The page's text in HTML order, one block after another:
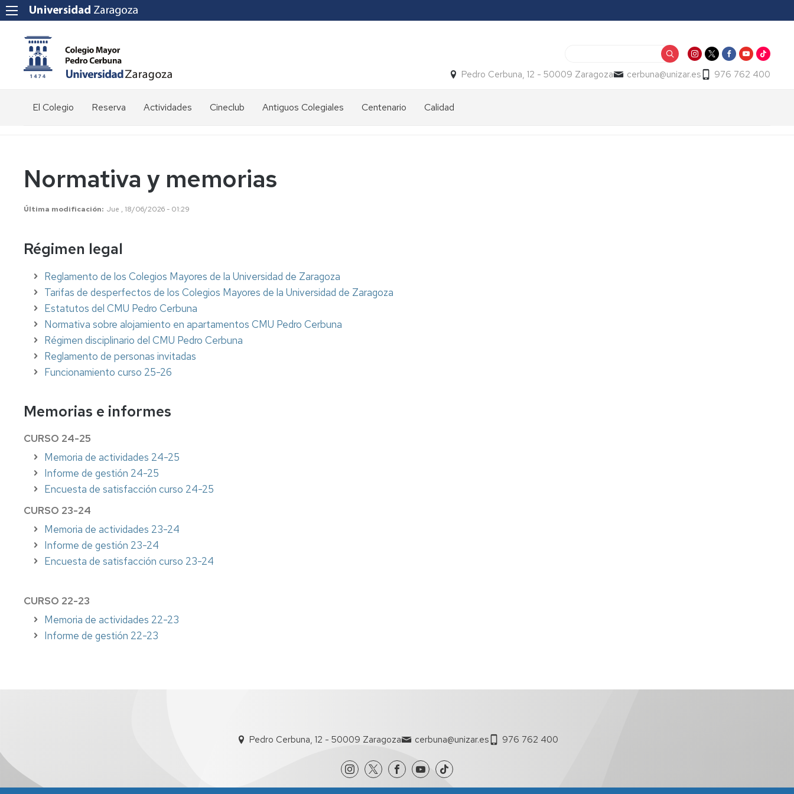
Pedro Cerbuna, 12 - 50009 Zaragoza cerbuna@unizar.es 976 762 400
El Colegio
Historia
Institucional
Organigrama
y
memorias
e
instalaciones
Actualidad
Reserva
Profesores,
investigadores,
doctorandos,
másteres
Estancias
ocasionales
Estudiantes
extranjeros
Reserva
de
espacios
Actividades Cineclub Antiguos Colegiales Centenario Calidad
Normativa y memorias
Última modificación Jue , 18/06/2026 - 01:29
Régimen legal
Reglamento de los Colegios Mayores de la Universidad de Zaragoza
Tarifas de desperfectos de los Colegios Mayores de la Universidad de Zaragoza
Estatutos del CMU Pedro Cerbuna
Normativa sobre alojamiento en apartamentos CMU Pedro Cerbuna
Régimen disciplinario del CMU Pedro Cerbuna
Reglamento de personas invitadas
Funcionamiento curso 25-26
Memorias e informes
CURSO 24-25
Memoria de actividades 24-25
Informe de gestión 24-25
Encuesta de satisfacción curso 24-25
CURSO 23-24
Memoria de actividades 23-24
Informe de gestión 23-24
Encuesta de satisfacción curso 23-24
CURSO 22-23
Memoria de actividades 22-23
Informe de gestión 22-23
Pedro Cerbuna, 12 - 50009 Zaragoza cerbuna@unizar.es 976 762 400